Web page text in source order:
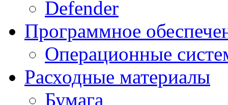
Defender
Программное
Операционные
Расходные материалы
Бумага